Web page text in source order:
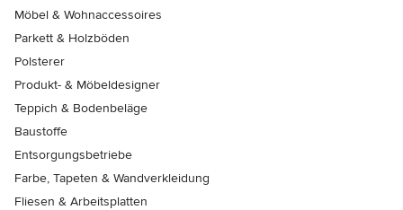
Möbel & Wohnaccessoires
Parkett & Holzböden
Polsterer
Produkt- & Möbeldesigner
Teppich & Bodenbeläge
Baustoffe
Entsorgungsbetriebe
Farbe, Tapeten & Wandverkleidung
Fliesen & Arbeitsplatten